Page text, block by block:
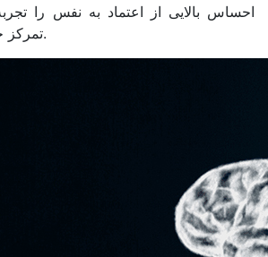
احساس بالایی از اعتماد به نفس را
تمرکز خود را از دست بدهند.